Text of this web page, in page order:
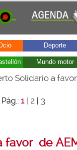
Deporte
Mundo motor
Solidario a
Pág.: 1| 2 | 3
favor de